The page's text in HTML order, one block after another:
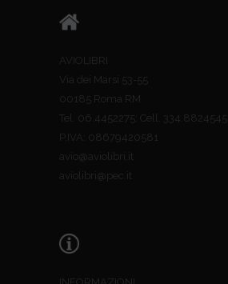
AVIOLIBRI
Via dei Marsi 53-55
00185 Roma RM
Tel. 06.4452275; Cell. 334.8824545
P.IVA: 08679420581
avio@aviolibri.it
aviolibri@pec.it